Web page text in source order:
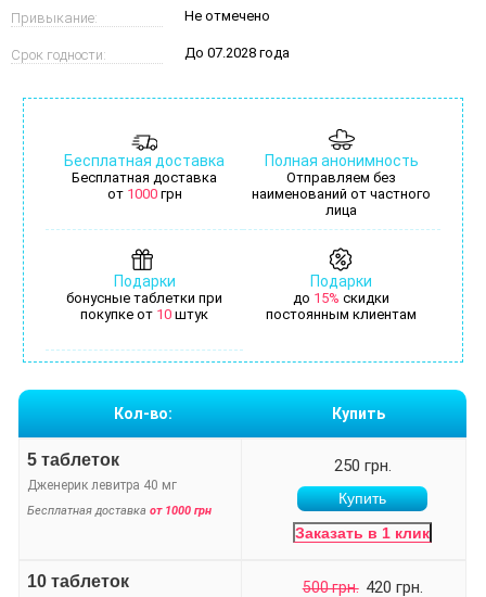
Привыкание: Не отмечено
Срок годности: До 07.2028 года
Бесплатная доставка
Бесплатная доставка
от 1000грн
Полная анонимность
Отправляем без
наименований от частного
лица
Подарки
бонусные таблетки при
покупке от 10 штук
Подарки
до 15% скидки
постоянным клиентам
Кол-во: Купить
5 таблеток
Дженерик левитра 40 мг
Бесплатная доставкаот 1000 грн
250 грн.
Заказать в 1 клик
10 таблеток 500 грн. 420 грн.